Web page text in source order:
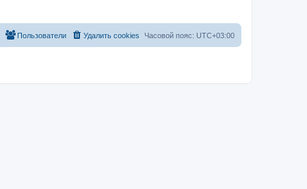
Часовой пояс: UTC+03:00
Удалить cookies
Пользователи